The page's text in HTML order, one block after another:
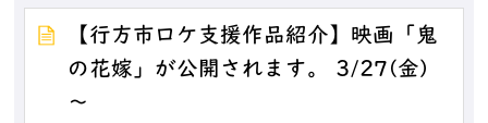
【行方市ロケ支援作品紹介】映画「鬼
の花嫁」が公開されます。 3/27(金)
～